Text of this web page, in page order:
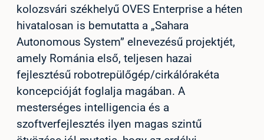
kolozsvári székhelyű OVES Enterprise a héten
hivatalosan is bemutatta a „Sahara
Autonomous System” elnevezésű projektjét,
amely Románia első, teljesen hazai
fejlesztésű robotrepülőgép/cirkálórakéta
koncepcióját foglalja magában. A
mesterséges intelligencia és a
szoftverfejlesztés ilyen magas szintű